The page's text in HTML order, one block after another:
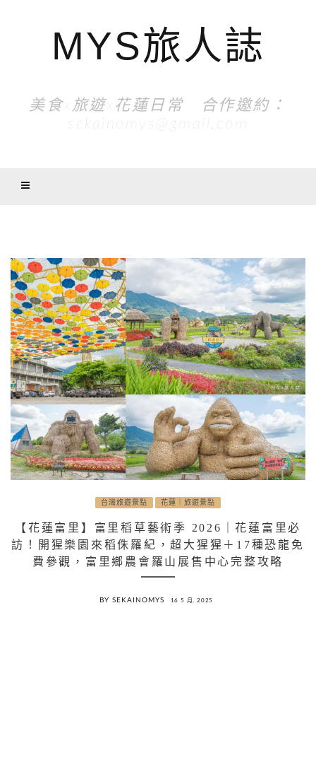
MYS旅人誌
美食x旅遊x花蓮日常 合作邀約：
sekainomys@gmail.com
台灣旅遊景點 花蓮｜旅遊景點
【花蓮富里】富里稻草藝術季 2026｜花蓮富里必
訪！開猩樂園來稻侏羅紀，超大猩猩＋17種恐龍免
費參觀，富里鄉農會羅山展售中心完整攻略
BY SEKAINOMYS 16 5 月, 2025